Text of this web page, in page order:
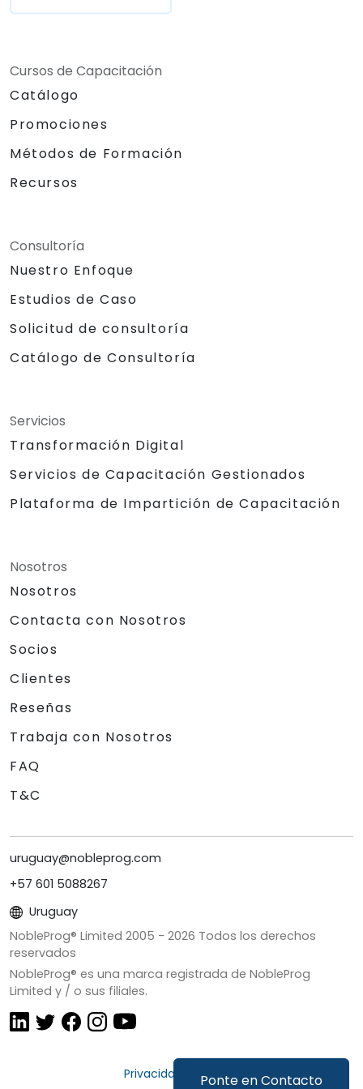
Ponte en Contacto
Cursos de Capacitación
Catálogo
Promociones
Métodos de Formación
Recursos
Consultoría
Nuestro Enfoque
Estudios de Caso
Solicitud de consultoría
Catálogo de Consultoría
Servicios
Transformación Digital
Servicios de Capacitación Gestionados
Plataforma de Impartición de Capacitación
Nosotros
Nosotros
Contacta con Nosotros
Socios
Clientes
Reseñas
Trabaja con Nosotros
FAQ
T&C
uruguay@nobleprog.com
+57 601 5088267
Uruguay
NobleProg® Limited 2005 - 2026 Todos los derechos
reservados
NobleProg® es una marca registrada de NobleProg
Limited y / o sus filiales.
Privacidad y Cookies